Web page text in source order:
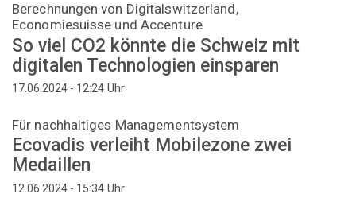
Berechnungen von Digitalswitzerland,
Economiesuisse und Accenture
So viel CO2 könnte die Schweiz mit
digitalen Technologien einsparen
17.06.2024 - 12:24 Uhr
Für nachhaltiges Managementsystem
Ecovadis verleiht Mobilezone zwei
Medaillen
12.06.2024 - 15:34 Uhr